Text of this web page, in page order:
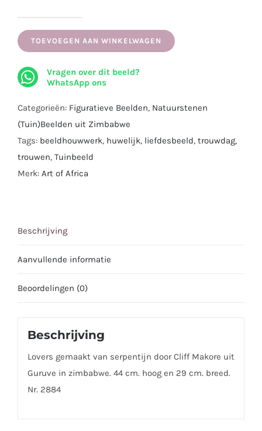
aantal
TOEVOEGEN AAN WINKELWAGEN
Vragen over dit beeld?
WhatsApp ons
Categorieën: Figuratieve Beelden, Natuurstenen
(Tuin)Beelden uit Zimbabwe
Tags: beeldhouwwerk, huwelijk, liefdesbeeld, trouwdag,
trouwen, Tuinbeeld
Merk: Art of Africa
Beschrijving
Aanvullende informatie
Beoordelingen (0)
Beschrijving
Lovers gemaakt van serpentijn door Cliff Makore uit
Guruve in zimbabwe. 44 cm. hoog en 29 cm. breed.
Nr. 2884